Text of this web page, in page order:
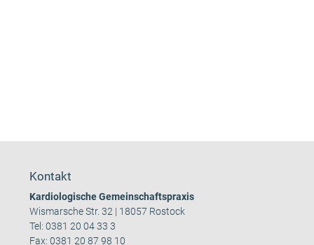
Kontakt
Kardiologische Gemeinschaftspraxis
Wismarsche Str. 32 | 18057 Rostock
Tel:0381 20 04 33 3
Fax: 0381 20 87 98 10